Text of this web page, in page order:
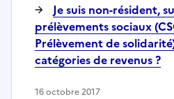
Je suis non-résident,
prélèvements sociaux
Prélèvement de
catégories de revenus ?
16 octobre 2017